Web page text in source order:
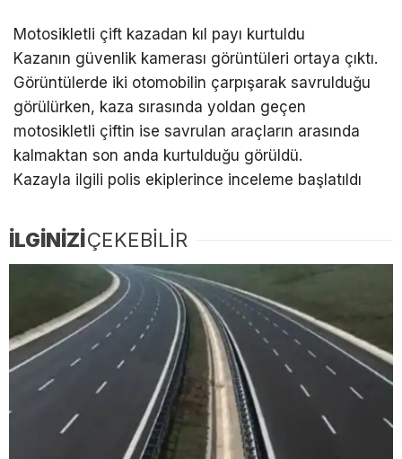
Motosikletli çift kazadan kıl payı kurtuldu
Kazanın güvenlik kamerası görüntüleri ortaya çıktı.
Görüntülerde iki otomobilin çarpışarak savrulduğu
görülürken, kaza sırasında yoldan geçen
motosikletli çiftin ise savrulan araçların arasında
kalmaktan son anda kurtulduğu görüldü.
Kazayla ilgili polis ekiplerince inceleme başlatıldı
İLGİNİZİÇEKEBİLİR